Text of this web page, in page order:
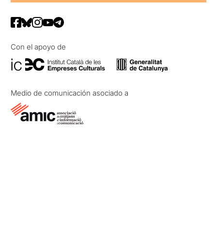
Con el apoyo de
Medio de comunicación asociado a